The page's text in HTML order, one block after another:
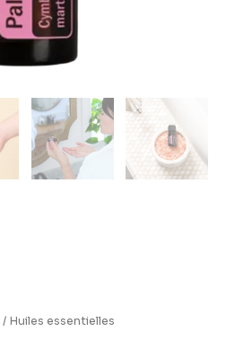
/ Huiles essentielles